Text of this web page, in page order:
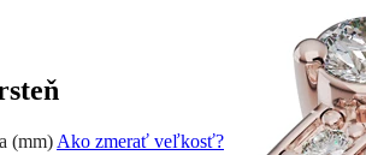
(mm) Ako zmerať veľkosť?